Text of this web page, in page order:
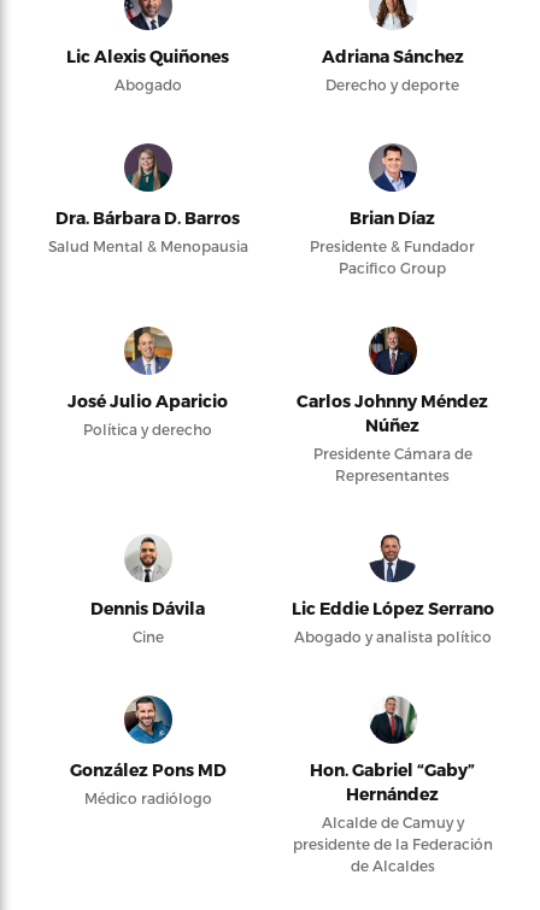
Lic Alexis Quiñones
Abogado
Adriana Sánchez
Derecho y deporte
Dra. Bárbara D. Barros
Salud Mental & Menopausia
Brian Díaz
Presidente & Fundador
Pacifico Group
José Julio Aparicio
Política y derecho
Carlos Johnny Méndez
Núñez
Presidente Cámara de
Representantes
Dennis Dávila
Cine
Lic Eddie López Serrano
Abogado y analista político
González Pons MD
Médico radiólogo
Hon. Gabriel “Gaby”
Hernández
Alcalde de Camuy y
presidente de la Federación
de Alcaldes